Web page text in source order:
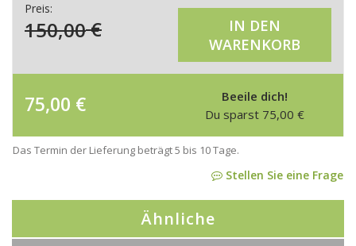
Preis:
150,00€
IN DEN
WARENKORB
75,00 €
Beeile dich!
Du sparst 75,00 €
Das Termin der Lieferung beträgt 5 bis 10 Tage.
Stellen Sie eine Frage
Ähnliche